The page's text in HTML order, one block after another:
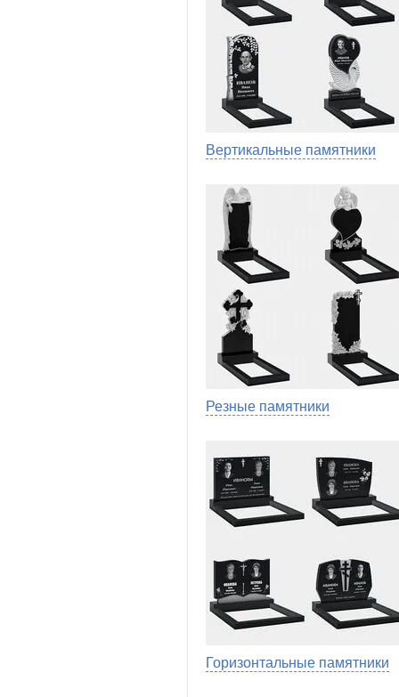
Вертикальные памятники
Резные памятники
Горизонтальные памятники